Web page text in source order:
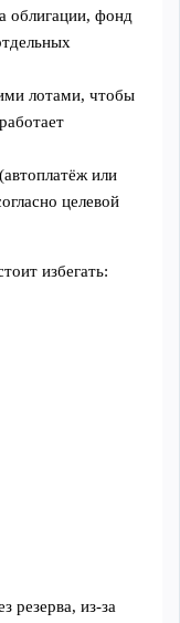
облигации, фонд
лотами, чтобы
или
целевой
избегать:
резерва, из‑за